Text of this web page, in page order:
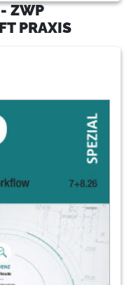
ZWP
PRAXIS